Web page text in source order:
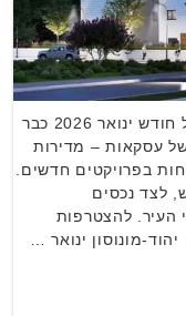
מחפשים דירה ביהוד-מונוסון? הנתונים של חודש ינואר 2026 כבר
עסקאות – מדירות
בפרויקטים חדשים.
לצד נכסים
העיר. להצטרפות
מונוסון ינואר …